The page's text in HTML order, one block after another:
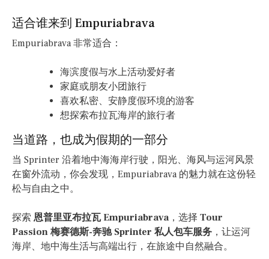
适合谁来到 Empuriabrava
Empuriabrava 非常适合：
海滨度假与水上活动爱好者
家庭或朋友小团旅行
喜欢私密、安静度假环境的游客
想探索布拉瓦海岸的旅行者
当道路，也成为假期的一部分
当 Sprinter 沿着地中海海岸行驶，阳光、海风与运河风景
在窗外流动，你会发现，Empuriabrava 的魅力就在这份轻
松与自由之中。
探索 恩普里亚布拉瓦 Empuriabrava，选择 Tour
Passion 梅赛德斯-奔驰 Sprinter 私人包车服务 ，让运河
海岸、地中海生活与高端出行，在旅途中自然融合。